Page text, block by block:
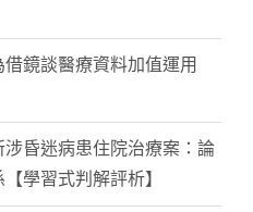
鏡談醫療資料加值運用
涉昏迷病患住院治療案：論
學習式判解評析】